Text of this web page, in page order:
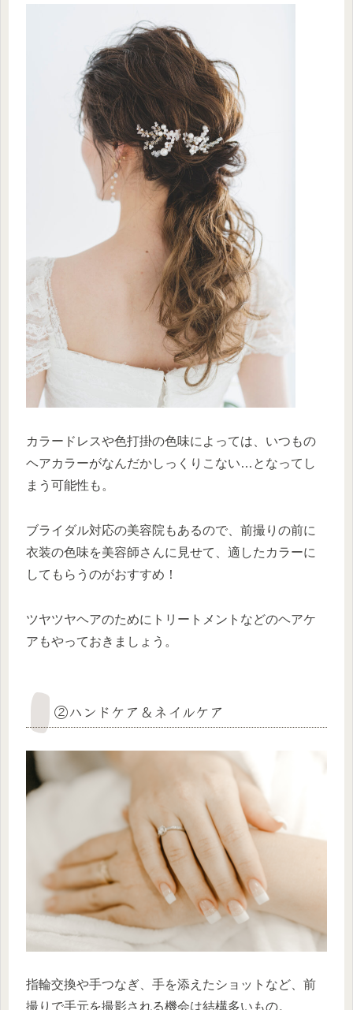
カラードレスや色打掛の色味によっては、いつもの
ヘアカラーがなんだかしっくりこない…となってし
まう可能性も。
ブライダル対応の美容院もあるので、前撮りの前に
衣装の色味を美容師さんに見せて、適したカラーに
してもらうのがおすすめ！
ツヤツヤヘアのためにトリートメントなどのヘアケ
アもやっておきましょう。
②ハンドケア＆ネイルケア
指輪交換や手つなぎ、手を添えたショットなど、前
撮りで手元を撮影される機会は結構多いもの。